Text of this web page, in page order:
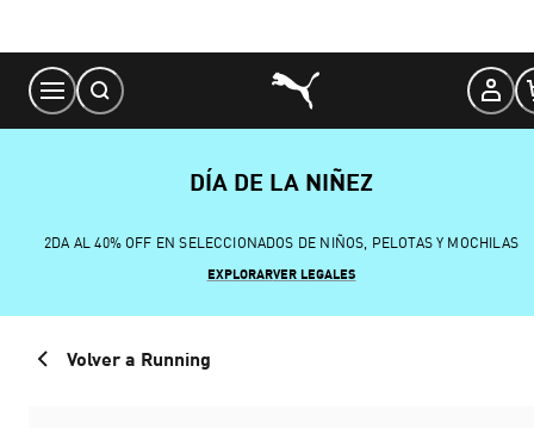
Content
DÍA DE LA NIÑEZ
2DA AL 40% OFF EN SELECCIONADOS DE NIÑOS, PELOTAS Y MOCHILAS
EXPLORARVER LEGALES
Volver a Running